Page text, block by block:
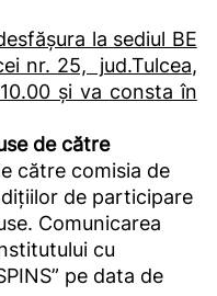
la sediul BE
nr. 25, jud.Tulcea,
și va consta în
de către
către comisia de
de participare
Comunicarea
cu
pe data de